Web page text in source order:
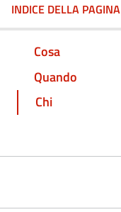
INDICE DELLA PAGINA
Cosa
Quando
Chi